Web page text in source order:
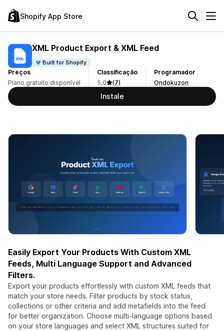
Shopify App Store
XML Product Export & XML Feed
Built for Shopify
Preços
Plano gratuito disponível
Classificação
5,0
(7)
Programador
Ondokuzon
Instale
Easily Export Your Products With Custom XML
Feeds, Multi Language Support and Advanced
Filters.
Export your products effortlessly with custom XML feeds that
match your store needs. Filter products by stock status,
collections or other criteria and add metafields into the feed
for better organization. Choose multi-language options based
on your store languages and select XML structures suited for